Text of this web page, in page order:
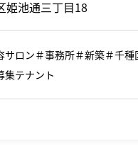
姫池通三丁目18
サロン＃事務所＃新築＃千
集テナント